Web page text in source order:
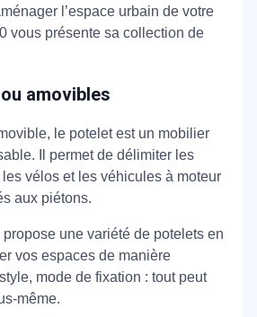
l’espace urbain de votre
vous présente sa collection de
amovibles
le potelet est un mobilier
Il permet de délimiter les
vélos et les véhicules à moteur
aux piétons.
propose une variété de potelets en
vos espaces de manière
mode de fixation : tout peut
même.